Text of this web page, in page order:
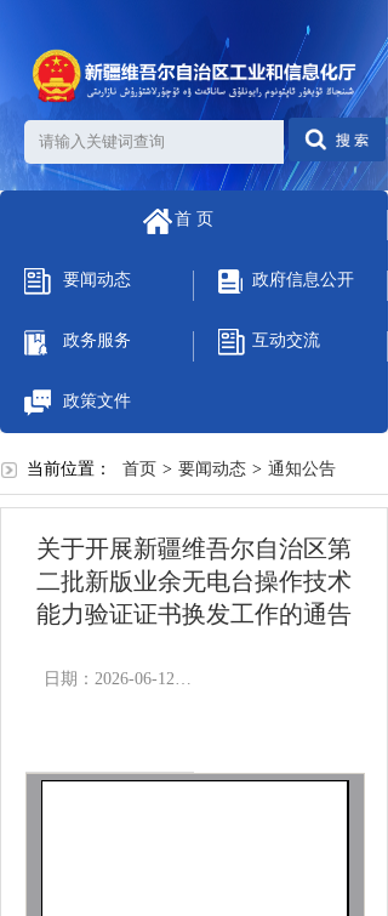
首 页
要闻动态 政府信息公开
政务服务 互动交流
政策文件
当前位置： 首页 > 要闻动态 > 通知公告
关于开展新疆维吾尔自治区第
二批新版业余无电台操作技术
能力验证证书换发工作的通告